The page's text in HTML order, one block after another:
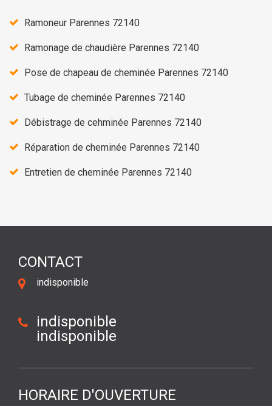
Ramoneur Parennes 72140
Ramonage de chaudière Parennes 72140
Pose de chapeau de cheminée Parennes 72140
Tubage de cheminée Parennes 72140
Débistrage de cehminée Parennes 72140
Réparation de cheminée Parennes 72140
Entretien de cheminée Parennes 72140
CONTACT
indisponible
indisponible
indisponible
HORAIRE D'OUVERTURE